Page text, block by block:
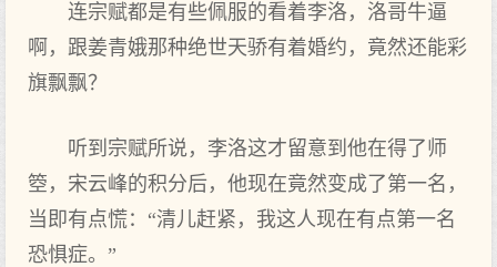
连宗赋都是有些佩服的看着李洛，洛哥牛逼
啊，跟姜青娥那种绝世天骄有着婚约，竟然还能彩
旗飘飘？
听到宗赋所说，李洛这才留意到他在得了师
箜，宋云峰的积分后，他现在竟然变成了第一名，
当即有点慌：“清儿赶紧，我这人现在有点第一名
恐惧症。”